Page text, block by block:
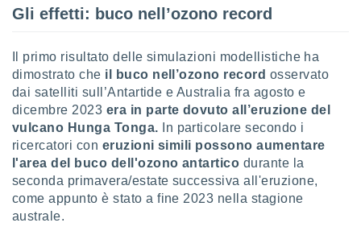
profili
dei
Gli effetti: buco nell’ozono record
Il primo risultato delle simulazioni modellistiche ha
dimostrato che il buco nell’ozono record osservato
dai satelliti sull’Antartide e Australia fra agosto e
dicembre 2023 era in parte dovuto all’eruzione del
vulcano Hunga Tonga. In particolare secondo i
ricercatori con eruzioni simili possono aumentare
l'area del buco dell'ozono antartico durante la
seconda primavera/estate successiva all'eruzione,
come appunto è stato a fine 2023 nella stagione
australe.